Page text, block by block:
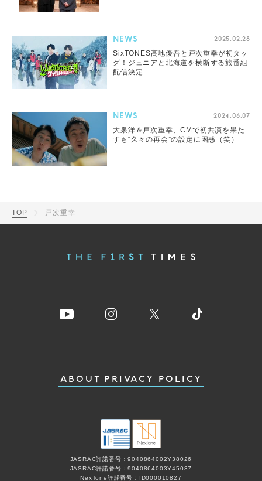
NEWS 2025.02.28
SixTONES髙地優吾と戸次重幸が初タッ
グ！ジュニアと北海道を横断する旅番組
配信決定
NEWS 2024.06.07
大泉洋＆戸次重幸、CMで初共演を果た
すも“久々の再会”の設定に困惑（笑）
TOP 戸次重幸
ABOUT PRIVACY POLICY
JASRAC許諾番号：9040864002Y38026
JASRAC許諾番号：9040864003Y45037
NexTone許諾番号：ID000010827